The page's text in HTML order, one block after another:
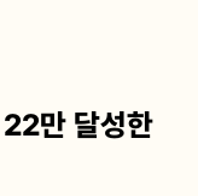
만 달성한